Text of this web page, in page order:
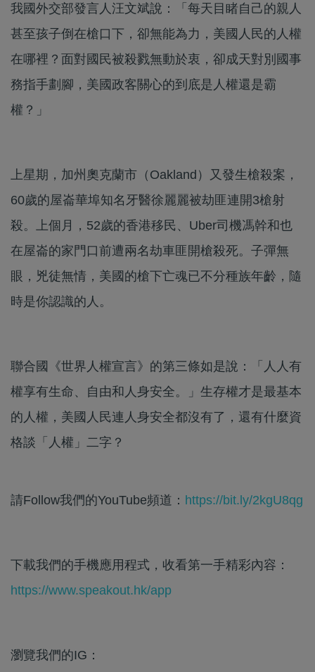
我國外交部發言人汪文斌說：「每天目睹自己的親人
甚至孩子倒在槍口下，卻無能為力，美國人民的人權
在哪裡？面對國民被殺戮無動於衷，卻成天對別國事
務指手劃腳，美國政客關心的到底是人權還是霸
權？」
上星期，加州奧克蘭市（Oakland）又發生槍殺案，
60歲的屋崙華埠知名牙醫徐麗麗被劫匪連開3槍射
殺。上個月，52歲的香港移民、Uber司機馮幹和也
在屋崙的家門口前遭兩名劫車匪開槍殺死。子彈無
眼，兇徒無情，美國的槍下亡魂已不分種族年齡，隨
時是你認識的人。
聯合國《世界人權宣言》的第三條如是說：「人人有
權享有生命、自由和人身安全。」生存權才是最基本
的人權，美國人民連人身安全都沒有了，還有什麼資
格談「人權」二字？
請Follow我們的YouTube頻道： https://bit.ly/2kgU8qg
下載我們的手機應用程式，收看第一手精彩內容：
https://www.speakout.hk/app
瀏覽我們的IG：